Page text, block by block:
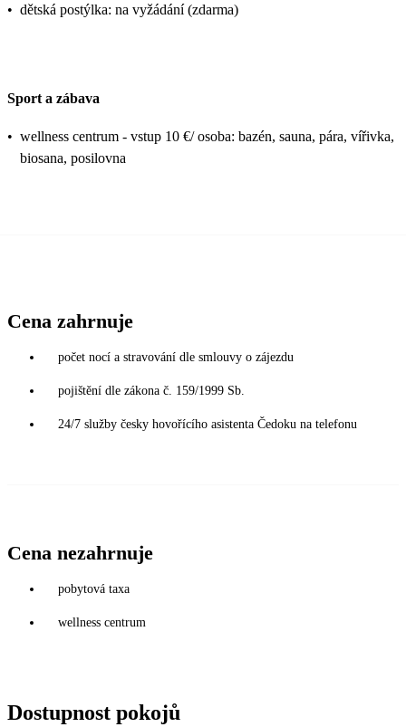
• dětská postýlka: na vyžádání (zdarma)
Sport a zábava
• wellness centrum - vstup 10 €/ osoba: bazén, sauna, pára, vířivka,
biosana, posilovna
Cena zahrnuje
počet nocí a stravování dle smlouvy o zájezdu
pojištění dle zákona č. 159/1999 Sb.
24/7 služby česky hovořícího asistenta Čedoku na telefonu
Cena nezahrnuje
pobytová taxa
wellness centrum
Dostupnost pokojů